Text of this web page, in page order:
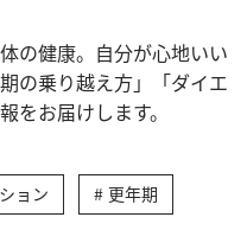
の健康。自分が心地いい
の乗り越え方」「ダイエ
をお届けします。
ョン 更年期